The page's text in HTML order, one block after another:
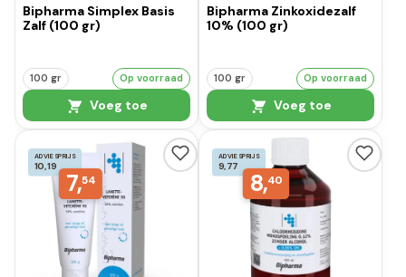
Bipharma Simplex Basis
Zalf (100 gr)
100 gr Op voorraad
Voeg toe
Bipharma Zinkoxidezalf
10% (100 gr)
100 gr Op voorraad
Voeg toe
ADVIESPRIJS
10,19
7,54
ADVIESPRIJS
9,77
8,40